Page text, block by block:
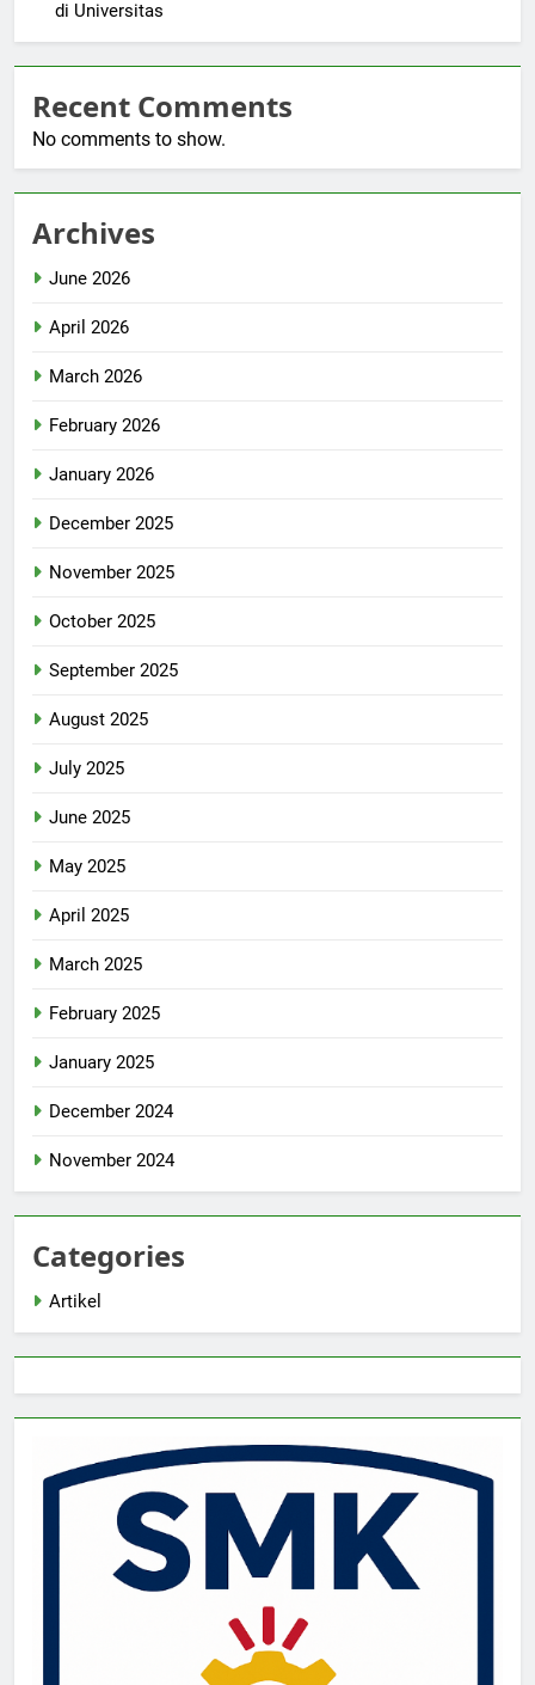
di Universitas
Recent Comments
No comments to show.
Archives
June 2026
April 2026
March 2026
February 2026
January 2026
December 2025
November 2025
October 2025
September 2025
August 2025
July 2025
June 2025
May 2025
April 2025
March 2025
February 2025
January 2025
December 2024
November 2024
Categories
Artikel